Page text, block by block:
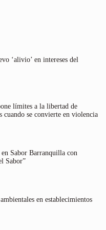
‘alivio’ en intereses del
límites a la libertad de
cuando se convierte en violencia
en Sabor Barranquilla con
Sabor”
en establecimientos